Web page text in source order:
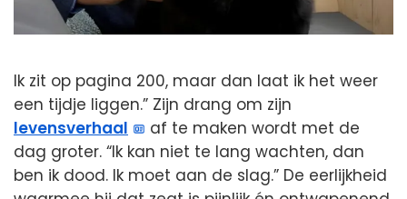
Ik zit op pagina 200, maar dan laat ik het weer
een tijdje liggen.” Zijn drang om zijn
levensverhaal
af te maken wordt met de
dag groter. “Ik kan niet te lang wachten, dan
ben ik dood. Ik moet aan de slag.” De eerlijkheid